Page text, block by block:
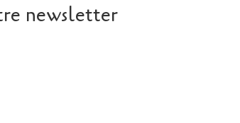
newsletter